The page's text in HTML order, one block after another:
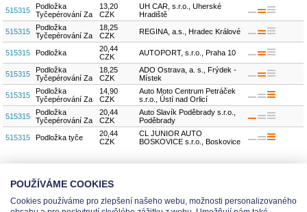
515315
Podložka
Tyčepérování Za
13,20
CZK
UH CAR, s.r.o., Uherské
Hradiště
515315
Podložka
Tyčepérování Za
18,25
CZK
REGINA, a.s., Hradec Králové
515315 Podložka
20,44
CZK
AUTOPORT, s.r.o., Praha 10
515315
Podložka
Tyčepérování Za
18,25
CZK
ADO Ostrava, a. s., Frýdek -
Místek
515315
Podložka
Tyčepérování Za
14,90
CZK
Auto Moto Centrum Petráček
s.r.o., Ústí nad Orlicí
515315
Podložka
Tyčepérování Za
20,44
CZK
Auto Slavík Poděbrady s.r.o.,
Poděbrady
515315 Podložka tyče
20,44
CZK
CL JUNIOR AUTO
BOSKOVICE s.r.o., Boskovice
POUŽÍVÁME COOKIES
Cookies používáme pro zlepšení našeho webu, možnosti personalizovaného